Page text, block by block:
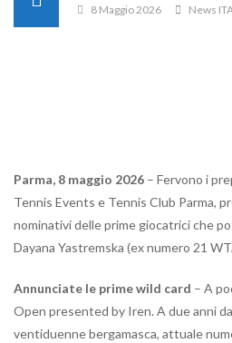
8 Maggio 2026 News
Parma, 8 maggio 2026 – Fervono i
Tennis Events e Tennis Club Parma,
nominativi delle prime giocatrici che
Dayana Yastremska (ex numero 21
Annunciate le prime wild card – A
Open presented by Iren. A due anni
ventiduenne bergamasca, attuale